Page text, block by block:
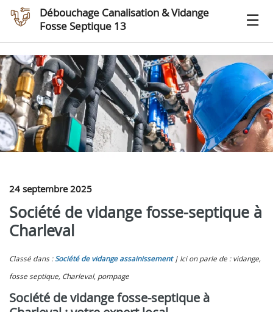
Débouchage Canalisation & Vidange
Fosse Septique 13
24 septembre 2025
Société de vidange fosse-septique à
Charleval
Classé dans :Société de vidange assainissement
Ici on parle de : vidange,
fosse septique, Charleval, pompage
Société de vidange fosse-septique à